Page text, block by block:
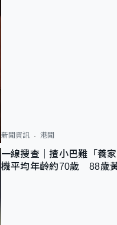
新聞資訊 港聞
一線搜查｜揸小巴難「養
機平均年齡約70歲 88歲